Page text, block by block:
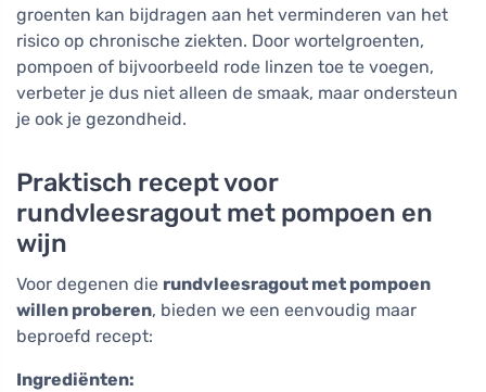
groenten kan bijdragen aan het verminderen van het
risico op chronische ziekten. Door wortelgroenten,
pompoen of bijvoorbeeld rode linzen toe te voegen,
verbeter je dus niet alleen de smaak, maar ondersteun
je ook je gezondheid.
Praktisch recept voor
rundvleesragout met pompoen en
wijn
Voor degenen die rundvleesragout met pompoen
willen proberen, bieden we een eenvoudig maar
beproefd recept:
Ingrediënten: